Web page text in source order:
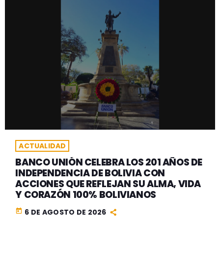
ACTUALIDAD
BANCO UNIÓN CELEBRA LOS 201 AÑOS DE
INDEPENDENCIA DE BOLIVIA CON
ACCIONES QUE REFLEJAN SU ALMA, VIDA
Y CORAZÓN 100% BOLIVIANOS
today 6 DE AGOSTO DE 2026